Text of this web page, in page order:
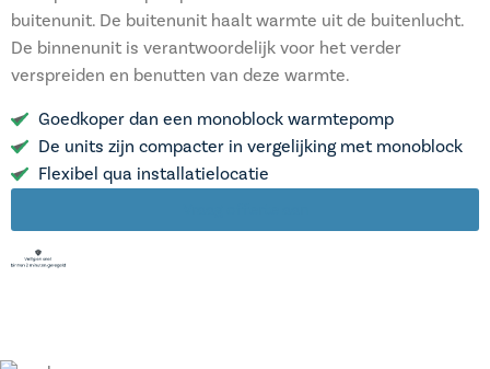
buitenunit. De buitenunit haalt warmte uit de buitenlucht.
De binnenunit is verantwoordelijk voor het verder
verspreiden en benutten van deze warmte.
Goedkoper dan een monoblock warmtepomp
De units zijn compacter in vergelijking met monoblock
Flexibel qua installatielocatie